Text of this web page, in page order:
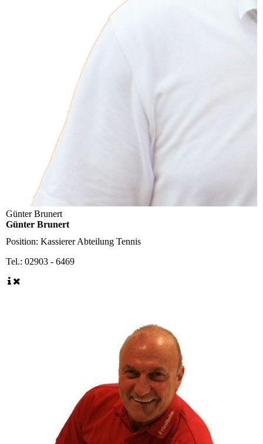
Günter Brunert
Günter Brunert
Position: Kassierer Abteilung Tennis
Tel.: 02903 - 6469